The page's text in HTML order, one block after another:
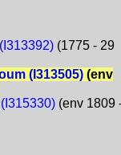
(1775 - 29
(I313505)(env
(env 1809